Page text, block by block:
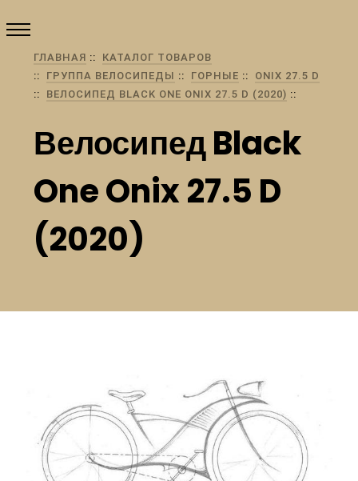
ГЛАВНАЯ
КАТАЛОГ ТОВАРОВ
ГРУППА ВЕЛОСИПЕДЫ
ГОРНЫЕ
ONIX 27.5 D
ВЕЛОСИПЕД BLACK ONE ONIX 27.5 D (2020)
Велосипед Black
One Onix 27.5 D
(2020)